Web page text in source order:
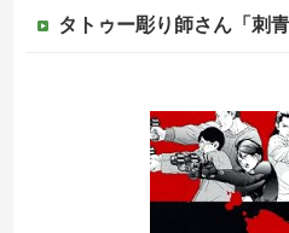
タトゥー彫り師さん「刺青入れてる奴は
中国、三峡ダムが全開放流。
高市総理「物価上昇を上回る賃上げを日本に